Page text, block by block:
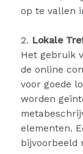
op te vallen
2. Lokale
Het gebruik
de online
voor goede
worden
elementen.
bijvoorbeeld